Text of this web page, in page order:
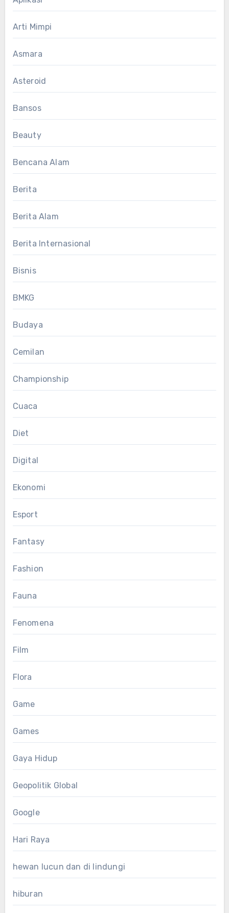
Arti Mimpi
Asmara
Asteroid
Bansos
Beauty
Bencana Alam
Berita
Berita Alam
Berita Internasional
Bisnis
BMKG
Budaya
Cemilan
Championship
Cuaca
Diet
Digital
Ekonomi
Esport
Fantasy
Fashion
Fauna
Fenomena
Film
Flora
Game
Games
Gaya Hidup
Geopolitik Global
Google
Hari Raya
hewan lucun dan di lindungi
hiburan